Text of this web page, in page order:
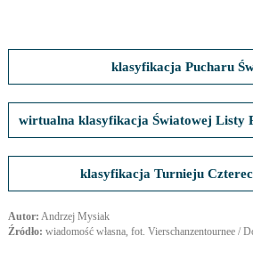
klasyfikacja Pucharu
wirtualna klasyfikacja Światowej Listy
klasyfikacja Turnieju
Autor: Andrzej Mysiak
Źródło: wiadomość własna, fot. Vierschanzentournee /